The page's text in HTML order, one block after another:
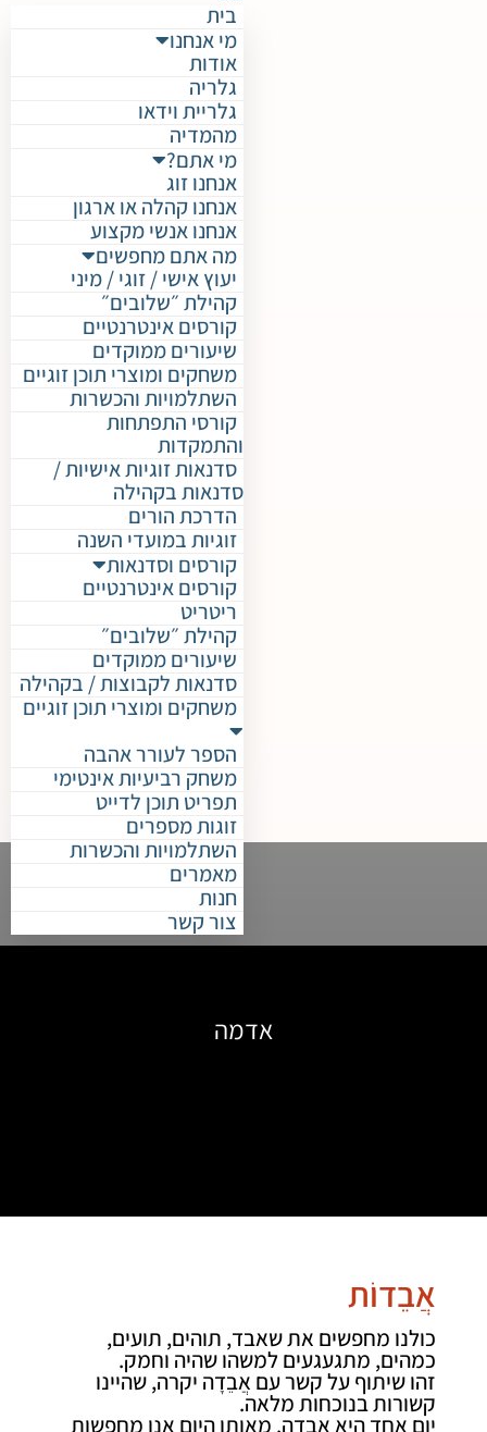
בית
מי אנחנו
אודות
גלריה
גלריית וידאו
מהמדיה
מי אתם?
אנחנו זוג
אנחנו קהלה או ארגון
אנחנו אנשי מקצוע
מה אתם מחפשים
יעוץ אישי / זוגי / מיני
קהילת ״שלובים״
קורסים אינטרנטיים
שיעורים ממוקדים
משחקים ומוצרי תוכן זוגיים
השתלמויות והכשרות
קורסי התפתחות
והתמקדות
סדנאות זוגיות אישיות /
סדנאות בקהילה
הדרכת הורים
זוגיות במועדי השנה
קורסים וסדנאות
קורסים אינטרנטיים
ריטריט
קהילת ״שלובים״
שיעורים ממוקדים
סדנאות לקבוצות / בקהילה
משחקים ומוצרי תוכן זוגיים
הספר לעורר אהבה
משחק רביעיות אינטימי
תפריט תוכן לדייט
זוגות מספרים
השתלמויות והכשרות
מאמרים
חנות
צור קשר
אדמה
אֲבֵדוֹת
כולנו מחפשים את שאבד, תוהים, תועים,
כמהים, מתגעגעים למשהו שהיה וחמק.
זהו שיתוף על קשר עם אֲבֵדָה יקרה, שהיינו
קשורות בנוכחות מלאה.
יום אחד היא אָבְדָה. מאותו היום אנו מחפשות